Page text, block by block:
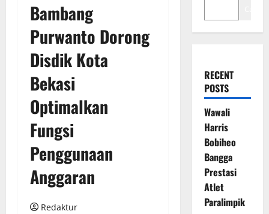
Bambang
Purwanto Dorong
Disdik Kota
Bekasi
Optimalkan
Fungsi
Penggunaan
Anggaran
Redaktur
RECENT
POSTS
Wawali
Harris
Bobiheo
Bangga
Prestasi
Atlet
Paralimpik